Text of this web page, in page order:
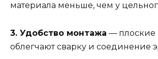
материала меньше, чем у
3. Удобство монтажа — плоские
облегчают сварку и соединение